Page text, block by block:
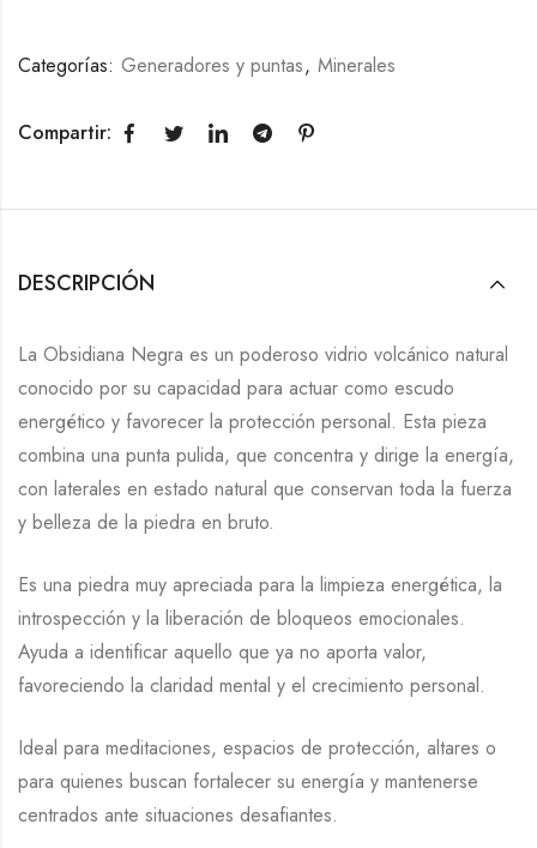
Categorías: Generadores y puntas, Minerales
Compartir:
DESCRIPCIÓN
La Obsidiana Negra es un poderoso vidrio volcánico natural
conocido por su capacidad para actuar como escudo
energético y favorecer la protección personal. Esta pieza
combina una punta pulida, que concentra y dirige la energía,
con laterales en estado natural que conservan toda la fuerza
y belleza de la piedra en bruto.
Es una piedra muy apreciada para la limpieza energética, la
introspección y la liberación de bloqueos emocionales.
Ayuda a identificar aquello que ya no aporta valor,
favoreciendo la claridad mental y el crecimiento personal.
Ideal para meditaciones, espacios de protección, altares o
para quienes buscan fortalecer su energía y mantenerse
centrados ante situaciones desafiantes.